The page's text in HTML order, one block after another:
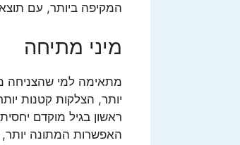
המקיפה ביותר, עם תוצאות
מיני מתיחה
מתאימה למי שהצניחה
יותר, הצלקות קטנות
ראשון בגיל מוקדם
האפשרות המתונה יותר,